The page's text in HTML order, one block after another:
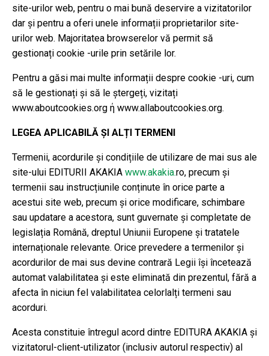
site-urilor web, pentru o mai bună deservire a vizitatorilor
dar și pentru a oferi unele informații proprietarilor site-
urilor web. Majoritatea browserelor vă permit să
gestionați cookie -urile prin setările lor.
Pentru a găsi mai multe informații despre cookie -uri, cum
să le gestionați și să le ștergeți, vizitați
www.aboutcookies.org ή www.allaboutcookies.org.
LEGEA APLICABILĂ ȘI ALȚI TERMENI
Termenii, acordurile și condițiile de utilizare de mai sus ale
site-ului EDITURII AKAKIA www.akakia.ro, precum și
termenii sau instrucțiunile conținute în orice parte a
acestui site web, precum și orice modificare, schimbare
sau updatare a acestora, sunt guvernate și completate de
legislația Română, dreptul Uniunii Europene și tratatele
internaționale relevante. Orice prevedere a termenilor și
acordurilor de mai sus devine contrară Legii își încetează
automat valabilitatea și este eliminată din prezentul, fără a
afecta în niciun fel valabilitatea celorlalți termeni sau
acorduri.
Acesta constituie întregul acord dintre EDITURA AKAKIA și
vizitatorul-client-utilizator (inclusiv autorul respectiv) al